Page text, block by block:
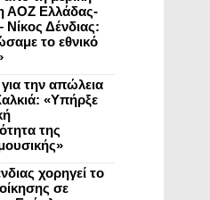
ΑΟΖ Ελλάδας-
Νίκος Δένδιας:
το εθνικό
την απώλεια
«Υπήρξε
της
χορηγεί το
σε